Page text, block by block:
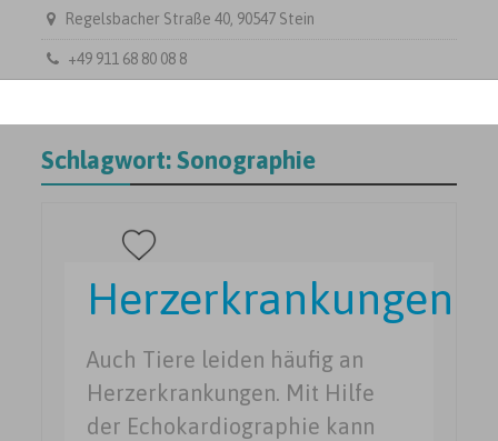
Regelsbacher Straße 40, 90547 Stein
+49 911 68 80 08 8
Schlagwort:Sonographie
Herzerkrankungen
Auch Tiere leiden häufig an
Herzerkrankungen. Mit Hilfe
der Echokardiographie kann